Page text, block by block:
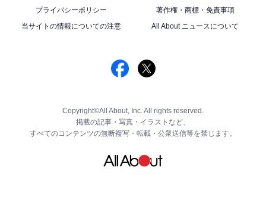
プライバシーポリシー
著作権・商標・免責事項
当サイトの情報についての注意
All About ニュースについて
Copyright©All About, Inc. All rights reserved.
掲載の記事・写真・イラストなど、
すべてのコンテンツの無断複写・転載・公衆送信等を禁じます。